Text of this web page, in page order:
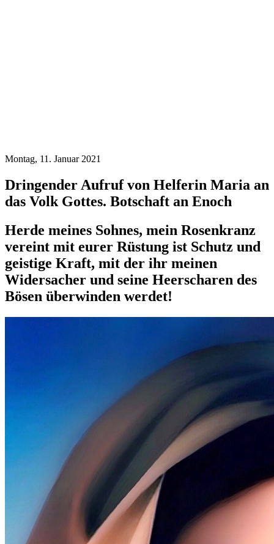
Montag, 11. Januar 2021
Dringender Aufruf von Helferin Maria an
das Volk Gottes. Botschaft an Enoch
Herde meines Sohnes, mein Rosenkranz
vereint mit eurer Rüstung ist Schutz und
geistige Kraft, mit der ihr meinen
Widersacher und seine Heerscharen des
Bösen überwinden werdet!